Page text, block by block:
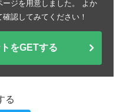
ジを用意しました。 よか
認してみてください！
をGETする
る